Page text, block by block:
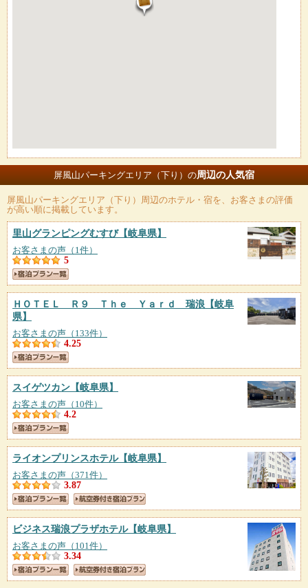
屏風山パーキングエリア（下り）の周辺の人気宿
屏風山パーキングエリア（下り） 周辺のホテル・宿を、お客さまの評価
が高い順に掲載しています。
里山グランピングむすび【岐阜県】
お客さまの声（1件）
5
ＨＯＴＥＬ Ｒ９ Ｔｈｅ Ｙａｒｄ 瑞浪 【岐阜
県】
お客さまの声（133件）
4.25
スイゲツカン 【岐阜県】
お客さまの声（10件）
4.2
ライオンプリンスホテル【岐阜県】
お客さまの声（371件）
3.87
ビジネス瑞浪プラザホテル【岐阜県】
お客さまの声（101件）
3.34